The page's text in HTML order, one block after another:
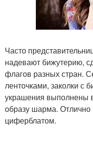
Часто
надевают бижутерию,
флагов разных стран.
ленточками, заколки с
украшения выполнены
образу шарма.
циферблатом.